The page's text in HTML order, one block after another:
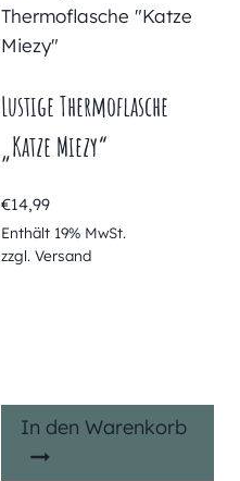
Lustige Thermoflasche
„Katze Miezy“
€14,99
Enthält 19% MwSt.
zzgl. Versand
In den Warenkorb